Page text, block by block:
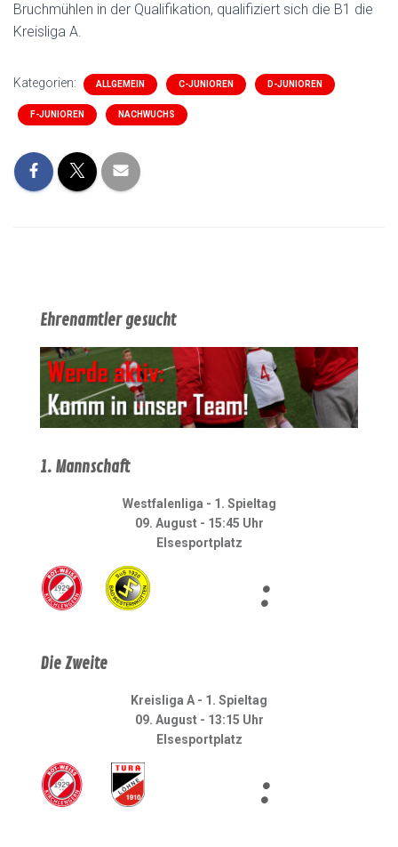
Bruchmühlen in der Qualifikation, qualifiziert sich die B1 die
Kreisliga A.
Kategorien: ALLGEMEIN C-JUNIOREN D-JUNIOREN
F-JUNIOREN NACHWUCHS
Ehrenamtler gesucht
1. Mannschaft
Westfalenliga - 1. Spieltag
09. August - 15:45 Uhr
Elsesportplatz
:
Die Zweite
Kreisliga A - 1. Spieltag
09. August - 13:15 Uhr
Elsesportplatz
: